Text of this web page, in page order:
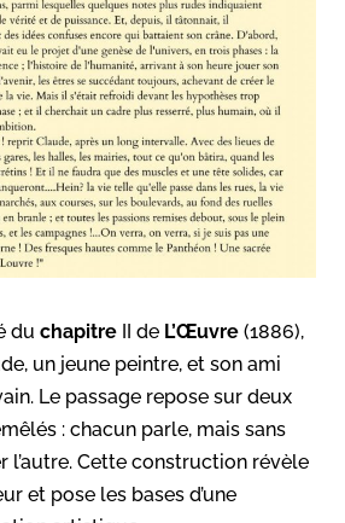
du chapitre II de L’Œuvre (1886),
un jeune peintre, et son ami
Le passage repose sur deux
: chacun parle, mais sans
l’autre. Cette construction révèle
et pose les bases d’une